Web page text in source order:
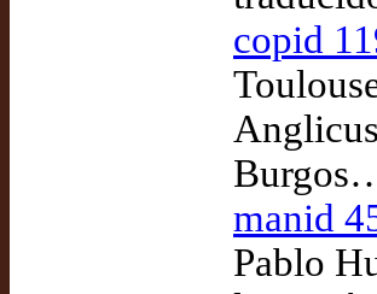
copid
manid
Pablo